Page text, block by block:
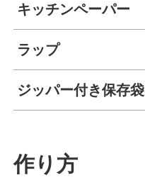
キッチンペーパー
ラップ
ジッパー付き保存袋
作り方